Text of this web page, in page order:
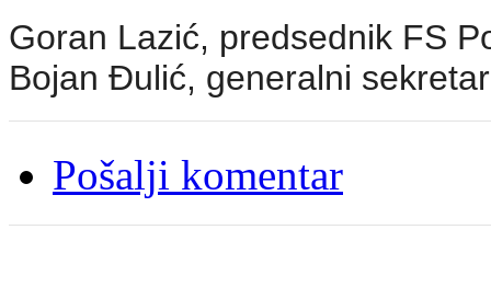
Goran Lazić, predsednik FS
Bojan Đulić, generalni
Pošalji komentar